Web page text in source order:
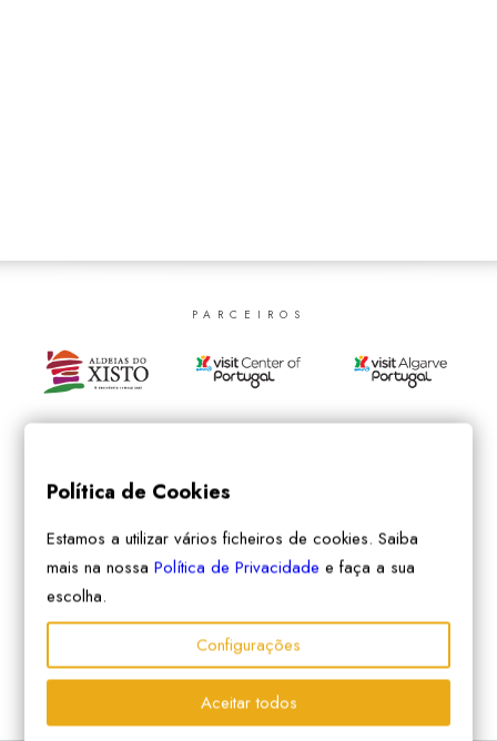
PARCEIROS
Política de Cookies
Estamos a utilizar vários ficheiros de cookies. Saiba
mais na nossaPolítica de Privacidade e faça a sua
escolha.
Configurações
Aceitar todos